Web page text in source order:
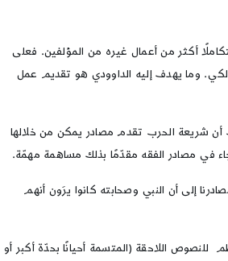
أكثر من أعمال غيره من المؤلفين. فعلى
وما يهدف إليه الداوودي هو تقديم عمل
أن شريعة الحرب تقدم مصادر يمكن من خلالها
في مصادر الفقه مقدّمًا بذلك مساهمة مهمّة.
إلى أن النبي وصحابته كانوا يرَون أنهم
اللاحقة (المتسمة أحيانًا بحدّة أكبر أو